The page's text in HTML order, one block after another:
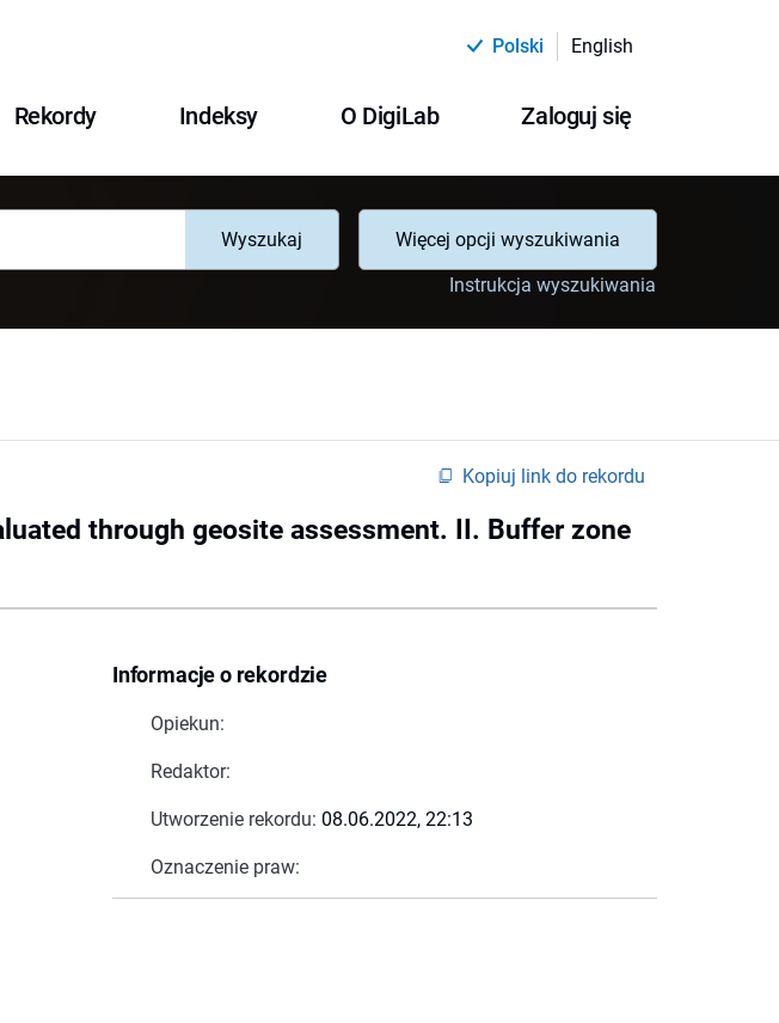
Polski English
Rekordy Indeksy O DigiLab Zaloguj się
Wyszukaj
Więcej opcji wyszukiwania
Instrukcja wyszukiwania
Kopiuj link do rekordu
through geosite assessment. II. Buffer zone
Informacje o rekordzie
Opiekun:
Redaktor:
Utworzenie rekordu: 08.06.2022, 22:13
Oznaczenie praw: